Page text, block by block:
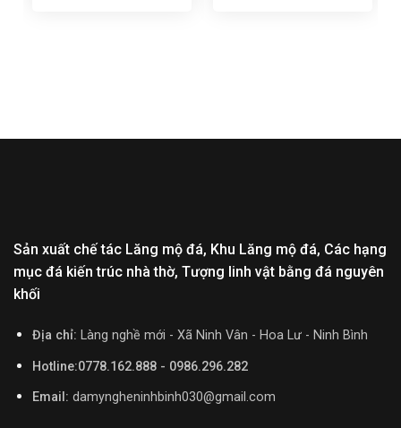
Sản xuất chế tác Lăng mộ đá, Khu Lăng mộ đá, Các hạng
mục đá kiến trúc nhà thờ, Tượng linh vật bằng đá nguyên
khối
Địa chỉ: Làng nghề mới - Xã Ninh Vân - Hoa Lư - Ninh Bình
Hotline:0778.162.888 - 0986.296.282
Email: damyngheninhbinh030@gmail.com